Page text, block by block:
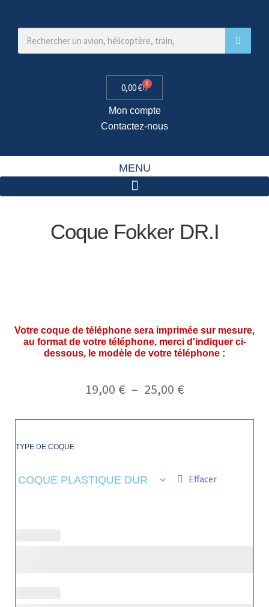
0,00€ 0
Mon compte
Contactez-nous
MENU
Coque Fokker DR.I
Votre coque de téléphone sera imprimée sur mesure,
au format de votre téléphone, merci d'indiquer ci-
dessous, le modèle de votre téléphone :
19,00 € – 25,00 €
TYPE DE COQUE
Effacer